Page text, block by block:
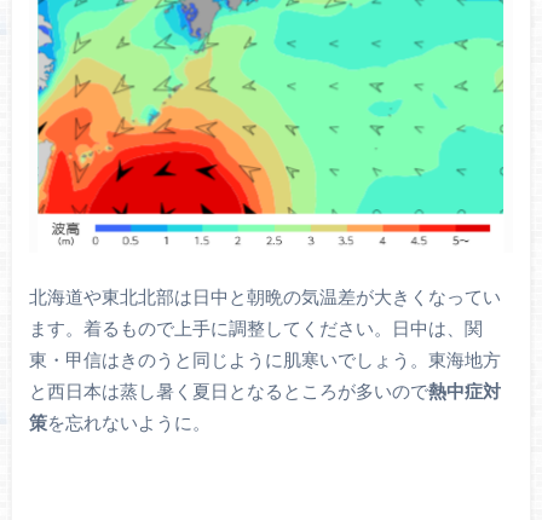
北海道や東北北部は日中と朝晩の気温差が大きくなってい
ます。着るもので上手に調整してください。日中は、関
東・甲信はきのうと同じように肌寒いでしょう。東海地方
と西日本は蒸し暑く夏日となるところが多いので熱中症対
策を忘れないように。